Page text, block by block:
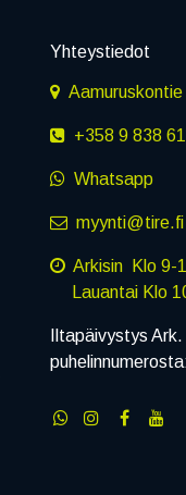
Yhteystiedot
+358 9 838
Whatsapp
myynti@tire.fi
Arkisin Klo 9-
Lauantai Klo
Iltapäivystys